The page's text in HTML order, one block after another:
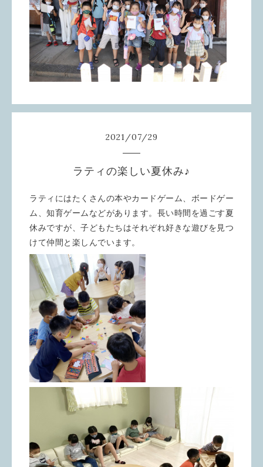
2021/07/29
ラティの楽しい夏休み♪
ラティにはたくさんの本やカードゲーム、ボードゲー
ム、知育ゲームなどがあります。長い時間を過ごす夏
休みですが、子どもたちはそれぞれ好きな遊びを見つ
けて仲間と楽しんでいます。